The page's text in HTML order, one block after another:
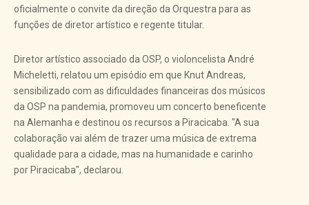
oficialmente o convite da direção da Orquestra para as
funções de diretor artístico e regente titular.
Diretor artístico associado da OSP, o violoncelista André
Micheletti, relatou um episódio em que Knut Andreas,
sensibilizado com as dificuldades financeiras dos músicos
da OSP na pandemia, promoveu um concerto beneficente
na Alemanha e destinou os recursos a Piracicaba. "A sua
colaboração vai além de trazer uma música de extrema
qualidade para a cidade, mas na humanidade e carinho
por Piracicaba", declarou.